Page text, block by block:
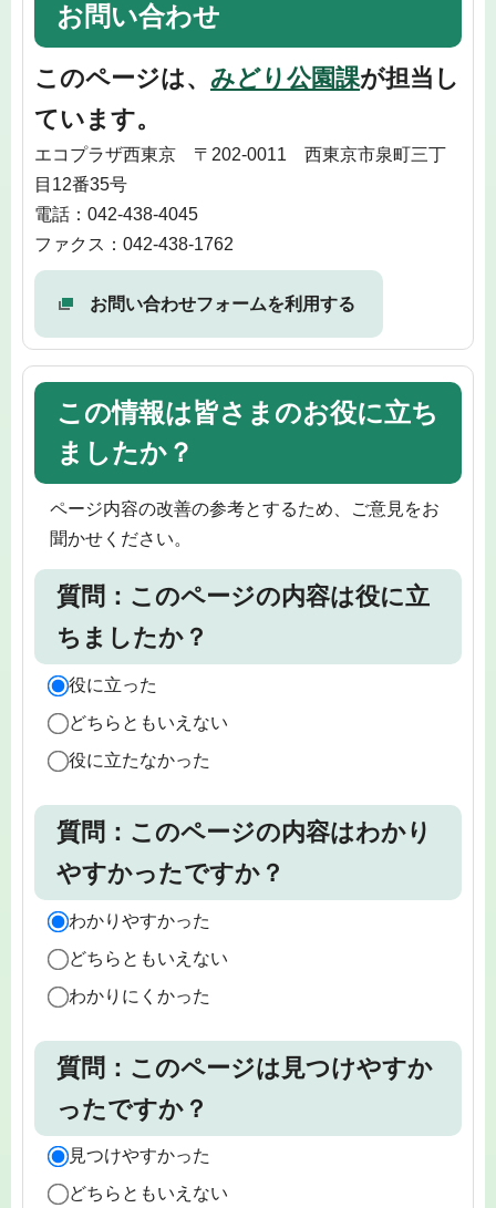
お問い合わせ
このページは、 みどり公園課が担当し
ています。
エコプラザ西東京 〒202-0011 西東京市泉町三丁
目12番35号
電話：042-438-4045
ファクス：042-438-1762
お問い合わせフォームを利用する
この情報は皆さまのお役に立ち
ましたか？
ページ内容の改善の参考とするため、ご意見をお
聞かせください。
質問：このページの内容は役に立
ちましたか？
役に立った
どちらともいえない
役に立たなかった
質問：このページの内容はわかり
やすかったですか？
わかりやすかった
どちらともいえない
わかりにくかった
質問：このページは見つけやすか
ったですか？
見つけやすかった
どちらともいえない